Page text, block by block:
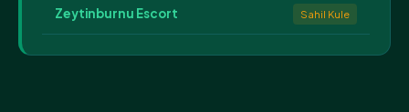
Zeytinburnu Escort Sahil Kule